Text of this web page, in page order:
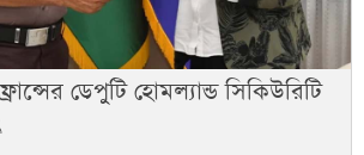
ডেপুটি হোমল্যান্ড সিকিউরিটি